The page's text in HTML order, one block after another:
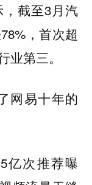
，截至3月汽
，首次超
第三。
网易十年的
亿次推荐曝